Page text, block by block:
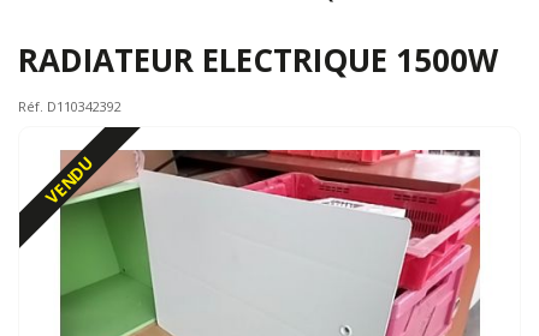
RADIATEUR ELECTRIQUE 1500W
Réf. D110342392
VENDU